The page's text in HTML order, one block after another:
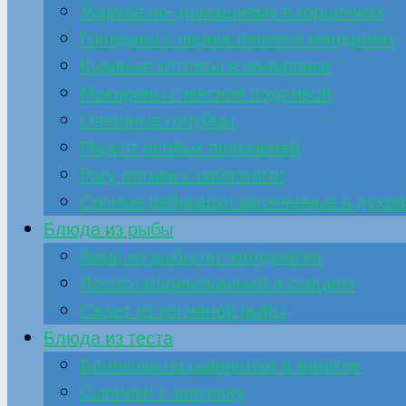
Жаркое по-домашнему в горшочках
Говядина с черносливом и миндалем
Куриные котлеты в панировке
Макароны с мясной подливой
Овощные голубцы
Рецепт особых пельменей
Рагу летнее с кабачками
Сочные ребрышки запеченные в
Блюда из рыбы
Зама из рыбы по-молдавски
Лосось маринованный в специях
Салат из копчёной рыбы
Блюда из теста
Блинчики на сыворотке и кипятке
Сырники к завтраку